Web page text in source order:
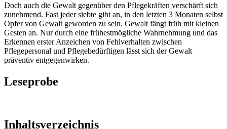
Doch auch die Gewalt gegenüber den Pflegekräften verschärft sich
zunehmend. Fast jeder siebte gibt an, in den letzten 3 Monaten selbst
Opfer von Gewalt geworden zu sein. Gewalt fängt früh mit kleinen
Gesten an. Nur durch eine frühestmögliche Wahrnehmung und das
Erkennen erster Anzeichen von Fehlverhalten zwischen
Pflegepersonal und Pflegebedürftigen lässt sich der Gewalt
präventiv entgegenwirken.
Leseprobe
Inhaltsverzeichnis